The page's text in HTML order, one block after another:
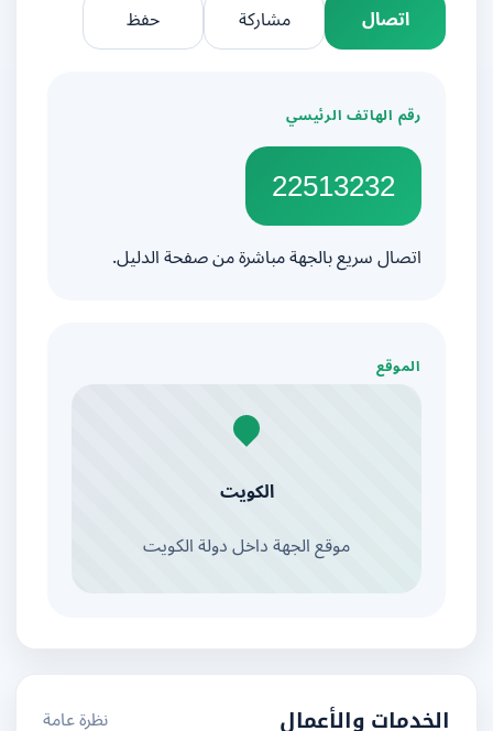
اتصال
مشاركة
رقم الهاتف الرئيسي
22513232
اتصال سريع بالجهة مباشرة من صفحة الدليل.
الموقع
الكويت
موقع الجهة داخل دولة الكويت
الخدمات والأعمال نظرة عامة